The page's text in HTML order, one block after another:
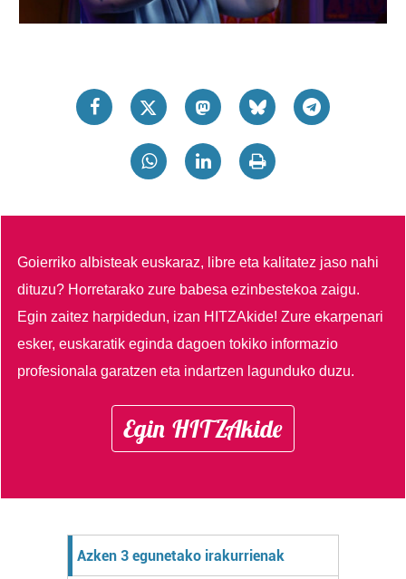
Goierriko albisteak euskaraz, libre eta kalitatez jaso nahi
dituzu? Horretarako zure babesa ezinbestekoa zaigu.
Egin zaitez harpidedun, izan HITZAkide!Zure ekarpenari
esker, euskaratik eginda dagoen tokiko informazio
profesionala garatzen eta indartzen lagunduko duzu.
Egin HITZAkide
Azken 3 egunetako irakurrienak